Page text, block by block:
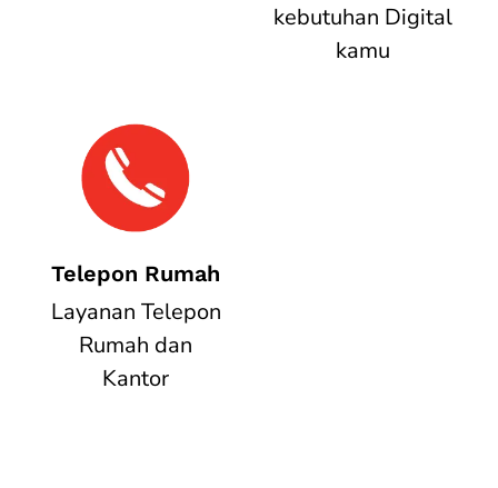
kebutuhan Digital
kamu
Telepon Rumah
Layanan Telepon
Rumah dan
Kantor